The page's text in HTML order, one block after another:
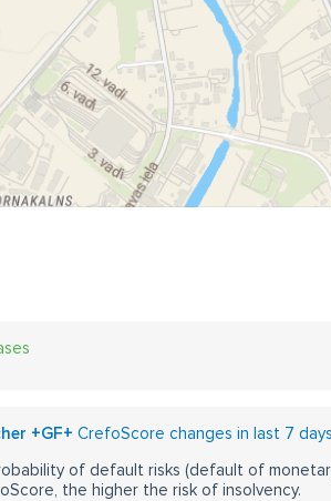
+GF+ CrefoScore changes in last 7 days
of default risks (default of
the higher the risk of insolvency.